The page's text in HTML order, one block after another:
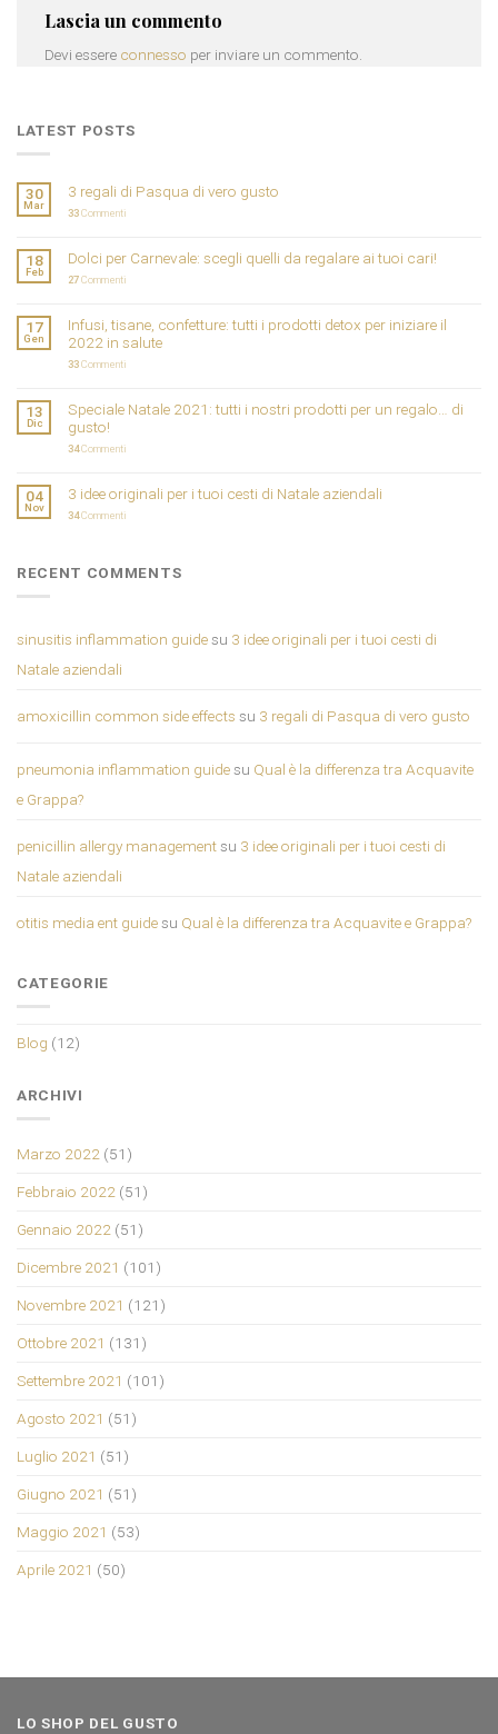
Lascia un commento
Devi essere connesso per inviare un commento.
LATEST POSTS
30
Mar
3 regali di Pasqua di vero gusto
33Commenti
18
Feb
Dolci per Carnevale: scegli quelli da regalare ai tuoi cari!
27Commenti
17
Gen
Infusi, tisane, confetture: tutti i prodotti detox per iniziare il
2022 in salute
33Commenti
13
Dic
Speciale Natale 2021: tutti i nostri prodotti per un regalo… di
gusto!
34Commenti
04
Nov
3 idee originali per i tuoi cesti di Natale aziendali
34Commenti
RECENT COMMENTS
sinusitis inflammation guidesu 3 idee originali per i tuoi cesti di
Natale aziendali
amoxicillin common side effects su 3 regali di Pasqua di vero gusto
pneumonia inflammation guidesu Qual è la differenza tra Acquavite
e Grappa?
penicillin allergy managementsu 3 idee originali per i tuoi cesti di
Natale aziendali
otitis media ent guidesu Qual è la differenza tra Acquavite e Grappa?
CATEGORIE
Blog (12)
ARCHIVI
Marzo 2022 (51)
Febbraio 2022 (51)
Gennaio 2022 (51)
Dicembre 2021 (101)
Novembre 2021 (121)
Ottobre 2021 (131)
Settembre 2021 (101)
Agosto 2021 (51)
Luglio 2021 (51)
Giugno 2021 (51)
Maggio 2021 (53)
Aprile 2021 (50)
LO SHOP DEL GUSTO